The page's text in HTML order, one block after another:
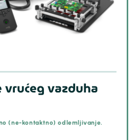
vrućeg vazduha
(ne-kontaktno) odlemljivanje.